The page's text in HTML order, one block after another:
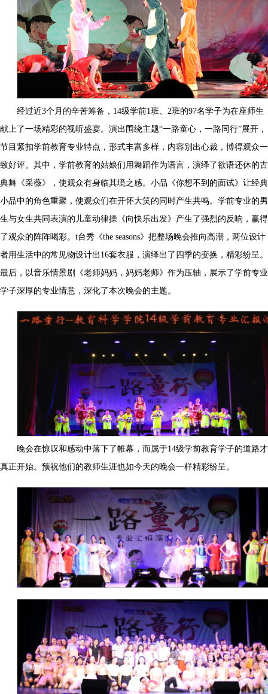
经过近3个月的辛苦筹备，14级学前1班、2班的97名学子为在座师生
献上了一场精彩的视听盛宴。演出围绕主题“一路童心，一路同行”展开，
节目紧扣学前教育专业特点，形式丰富多样，内容别出心裁，博得观众一
致好评。其中，学前教育的姑娘们用舞蹈作为语言，演绎了欲语还休的古
典舞《采薇》，使观众有身临其境之感。小品《你想不到的面试》让经典
小品中的角色重聚，使观众们在开怀大笑的同时产生共鸣。学前专业的男
生与女生共同表演的儿童动律操《向快乐出发》产生了强烈的反响，赢得
了观众的阵阵喝彩。t台秀《the seasons》把整场晚会推向高潮，两位设计
者用生活中的常见物设计出16套衣服，演绎出了四季的变换，精彩纷呈。
最后，以音乐情景剧《老师妈妈，妈妈老师》作为压轴，展示了学前专业
学子深厚的专业情意，深化了本次晚会的主题。
晚会在惊叹和感动中落下了帷幕，而属于14级学前教育学子的道路才
真正开始。预祝他们的教师生涯也如今天的晚会一样精彩纷呈。